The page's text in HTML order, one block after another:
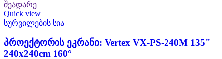
შეადარე
Quick view
სურვილების სია
პროექტორის ეკრანი: Vertex VX-PS-240M 135"
240x240cm 160°